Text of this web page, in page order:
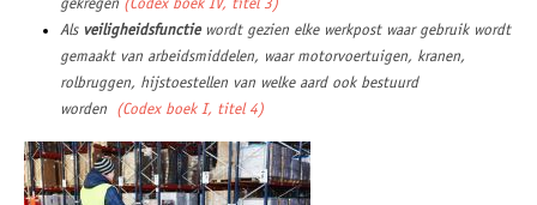
gekregen (Codex boek IV, titel 3)
Als veiligheidsfunctiewordt gezien elke werkpost waar gebruik wordt
gemaakt van arbeidsmiddelen, waar motorvoertuigen, kranen,
rolbruggen, hijstoestellen van welke aard ook bestuurd
worden
(Codex boek I, titel 4)